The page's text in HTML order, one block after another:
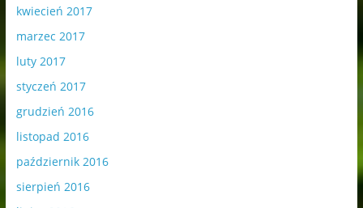
kwiecień 2017
marzec 2017
luty 2017
styczeń 2017
grudzień 2016
listopad 2016
październik 2016
sierpień 2016